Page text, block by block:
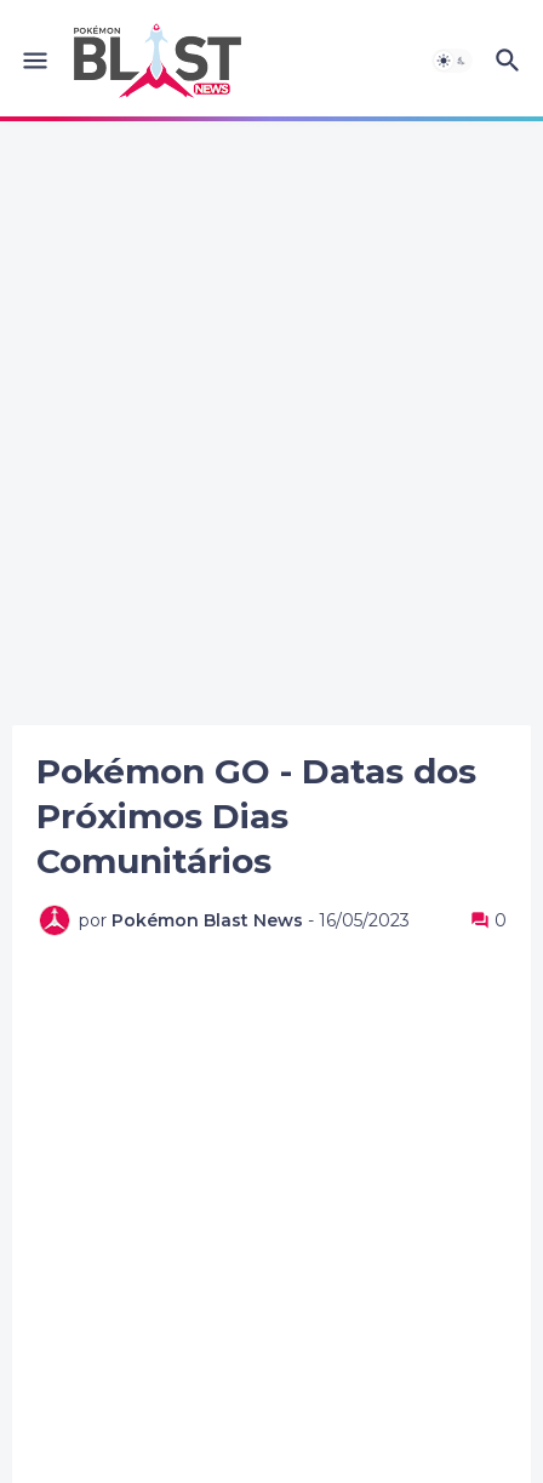
Pokémon GO - Datas dos
Próximos Dias
Comunitários
por Pokémon Blast News - 16/05/2023 0